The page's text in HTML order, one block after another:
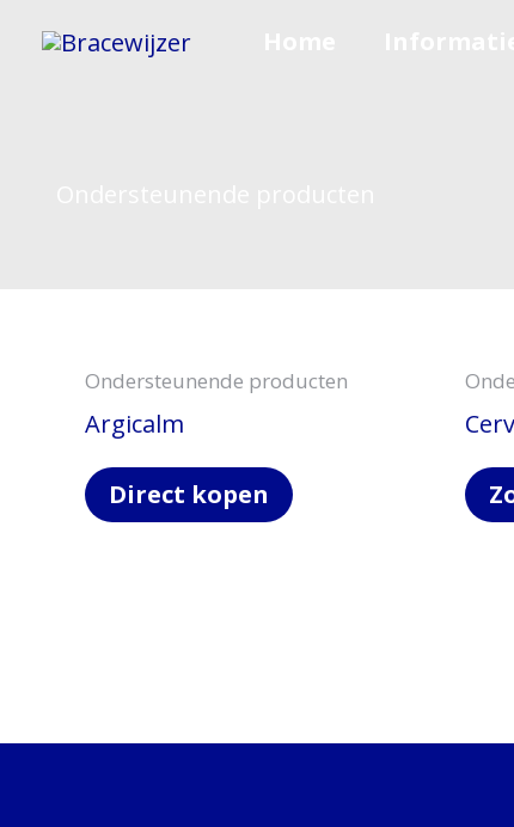
naar
Ondersteunende producten
Argicalm
Direct kopen